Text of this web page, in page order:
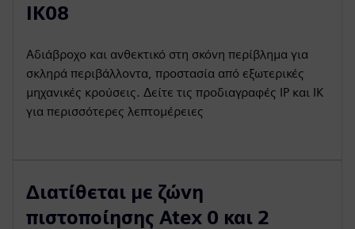
IK08
Αδιάβροχο και ανθεκτικό στη σκόνη περίβλημα για
σκληρά περιβάλλοντα, προστασία από εξωτερικές
μηχανικές κρούσεις. Δείτε τις προδιαγραφές IP και IK
για περισσότερες λεπτομέρειες
Διατίθεται με ζώνη
πιστοποίησης Atex 0 και 2